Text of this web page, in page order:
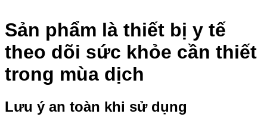
Sản phẩm là thiết bị y tế
theo dõi sức khỏe cần thiết
trong mùa dịch
Lưu ý an toàn khi sử dụng